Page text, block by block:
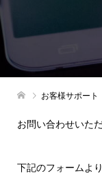
お客様サポート
お問い合わせいた
下記のフォームよ